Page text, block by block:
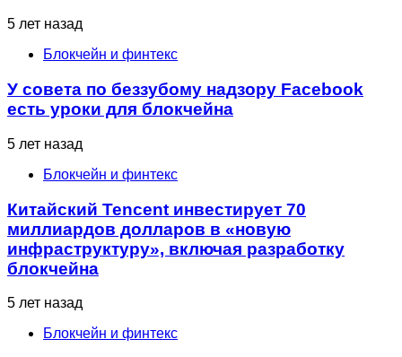
5 лет назад
Блокчейн и финтекс
У совета по беззубому надзору Facebook
есть уроки для блокчейна
5 лет назад
Блокчейн и финтекс
Китайский Tencent инвестирует 70
миллиардов долларов в «новую
инфраструктуру», включая разработку
блокчейна
5 лет назад
Блокчейн и финтекс